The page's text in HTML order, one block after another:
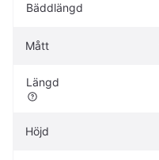
Bäddlängd
Mått
Längd
Höjd